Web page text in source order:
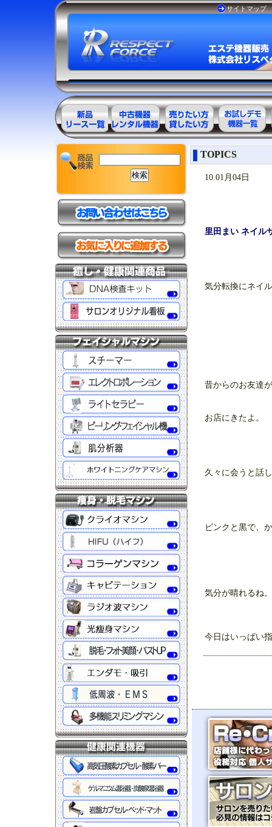
サイトマップ
エステ美容用
品製品一覧
エステ美容用
品アウトレッ
ト商品一覧
エステ美容用
品レンタル可
能商品一覧
お試しデモ可
能機器一覧
TOPICS
10.01月04日
里田まい ネイル
気分転換にネイ
昔からのお友達
お店にきたよ。
久々に会うと話
ピンクと黒で、
気分が晴れるね。
今日はいっぱい